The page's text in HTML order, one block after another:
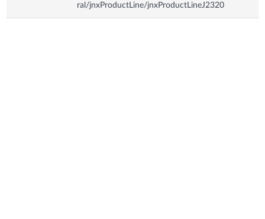
ral/jnxProductLine/jnxProductLineJ2320